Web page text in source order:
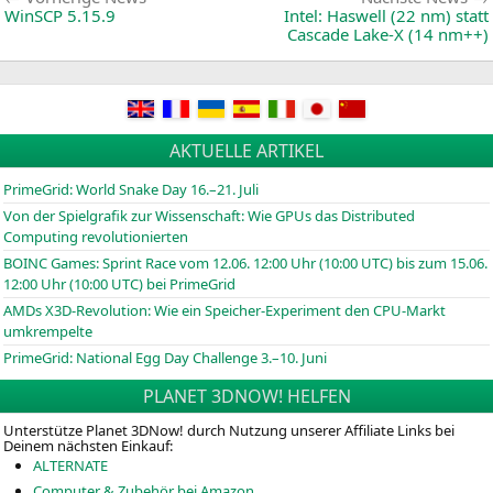
WinSCP 5.15.9
Intel: Haswell (22 nm) statt
Cascade Lake‑X (14 nm++)
AKTUELLE ARTIKEL
PrimeGrid: World Snake Day 16.–21. Juli
Von der Spielgrafik zur Wissenschaft: Wie GPUs das Distributed
Computing revolutionierten
BOINCGames: Sprint Race vom 12.06. 12:00 Uhr (10:00 UTC) bis zum 15.06.
12:00 Uhr (10:00 UTC) bei PrimeGrid
AMDs X3D-Revolution: Wie ein Speicher-Experiment den CPU-Markt
umkrempelte
PrimeGrid: National Egg Day Challenge 3.–10. Juni
PLANET 3DNOW! HELFEN
Unterstütze Planet 3DNow! durch Nutzung unserer Affiliate Links bei
Deinem nächsten Einkauf:
ALTERNATE